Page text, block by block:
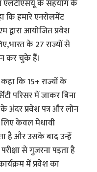
एलटीएसयू के सहयोग के
कि हमारे एनरोलमेंट
द्वारा आयोजित प्रवेश
के 27 राज्यों से
कर चुके हैं।
कि 15+ राज्यों के
परिसर में जाकर बिना
के अंदर प्रवेश पत्र और लोन
लिए केवल मेधावी
है और उसके बाद उन्हें
से गुजरना पड़ता है
में प्रवेश का